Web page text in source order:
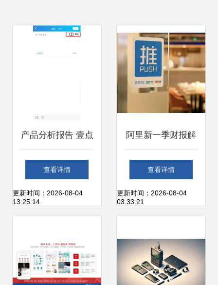
产品分析报告 壹点
灵的互联网泛心理
服务之路
查看详情
更新时间：2026-08-04
13:25:14
阿里新一季财报解
读 口碑饿了么营收
飙升137%，个人
长新契机
查看详情
更新时间：2026-08-04
03:33:21